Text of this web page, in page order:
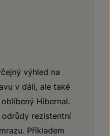
výhled na
v dáli, ale také
Hibernal.
rezistentní
Příkladem